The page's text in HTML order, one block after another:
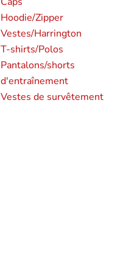
Hoodie/Zipper
Vestes/Harrington
T-shirts/Polos
Pantalons/shorts
d'entraînement
Vestes de survêtement